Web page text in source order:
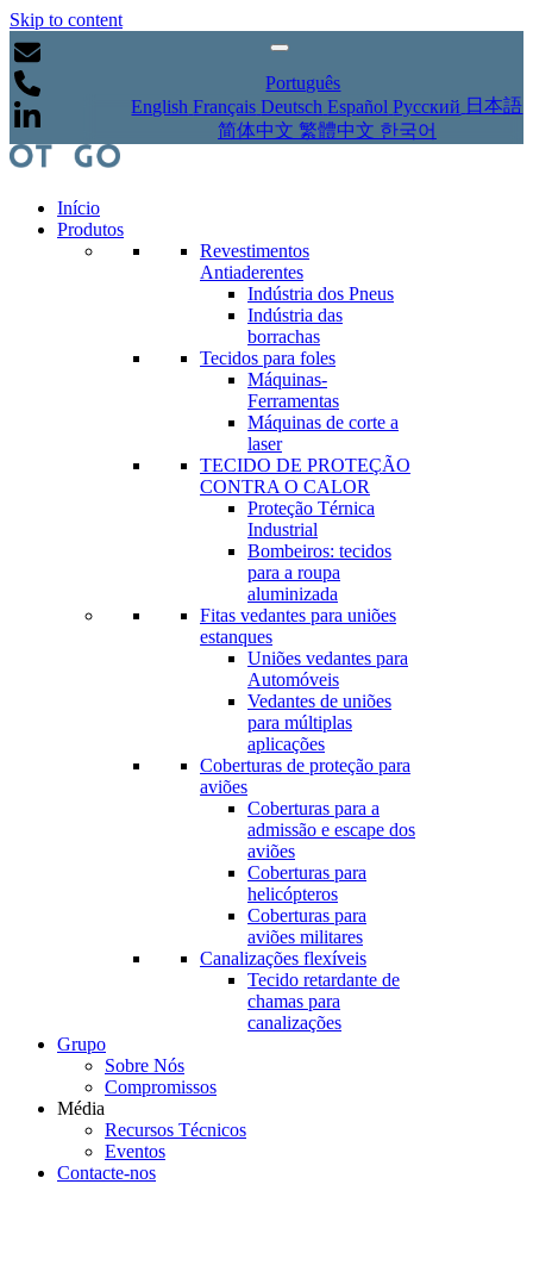
Skip to content
Português
English Français Deutsch Español Русский 日本語
简体中文 繁體中文 한국어
Início
Produtos
Revestimentos
Antiaderentes
Indústria dos Pneus
Indústria das
borrachas
Tecidos para foles
Máquinas-
Ferramentas
Máquinas de corte a
laser
TECIDO DE PROTEÇÃO
CONTRA O CALOR
Proteção Térnica
Industrial
Bombeiros: tecidos
para a roupa
aluminizada
Fitas vedantes para uniões
estanques
Uniões vedantes para
Automóveis
Vedantes de uniões
para múltiplas
aplicações
Coberturas de proteção para
aviões
Coberturas para a
admissão e escape dos
aviões
Coberturas para
helicópteros
Coberturas para
aviões militares
Canalizações flexíveis
Tecido retardante de
chamas para
canalizações
Grupo
Sobre Nós
Compromissos
Média
Recursos Técnicos
Eventos
Contacte-nos